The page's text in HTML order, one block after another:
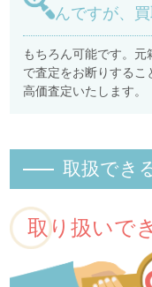
んですが、
もちろん可能です。
で査定をお断りするこ
高価査定いたします。
取扱でき
取り扱いで